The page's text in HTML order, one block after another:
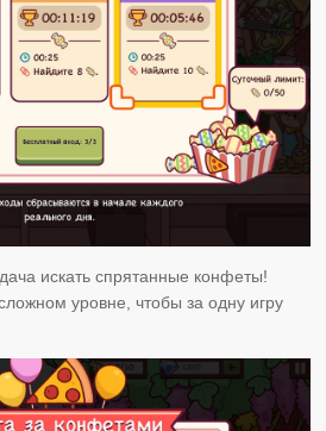
искать спрятанные конфеты!
уровне, чтобы за одну игру